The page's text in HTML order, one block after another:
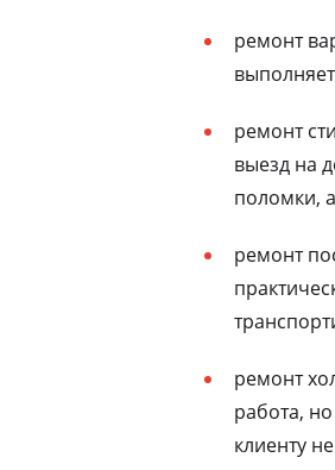
ремонт
ремонт
выезд на
поломки,
ремонт
ремонт
работа,
клиенту